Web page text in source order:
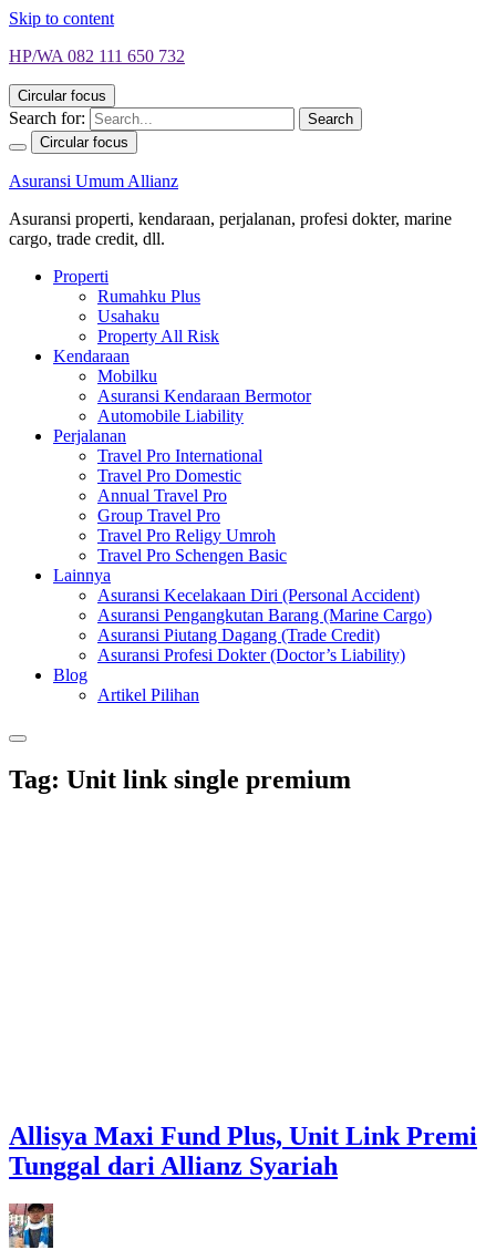
Skip to content
HP/WA 082 111 650 732
Circular focus
Search for:
Search
Circular focus
Asuransi Umum Allianz
Asuransi properti, kendaraan, perjalanan, profesi dokter, marine
cargo, trade credit, dll.
Properti
Rumahku Plus
Usahaku
Property All Risk
Kendaraan
Mobilku
Asuransi Kendaraan Bermotor
Automobile Liability
Perjalanan
Travel Pro International
Travel Pro Domestic
Annual Travel Pro
Group Travel Pro
Travel Pro Religy Umroh
Travel Pro Schengen Basic
Lainnya
Asuransi Kecelakaan Diri (Personal Accident)
Asuransi Pengangkutan Barang (Marine Cargo)
Asuransi Piutang Dagang (Trade Credit)
Asuransi Profesi Dokter (Doctor’s Liability)
Blog
Artikel Pilihan
Tag: Unit link single premium
Allisya Maxi Fund Plus, Unit Link Premi
Tunggal dari Allianz Syariah